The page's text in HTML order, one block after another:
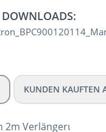
KUNDEN KAUFTEN